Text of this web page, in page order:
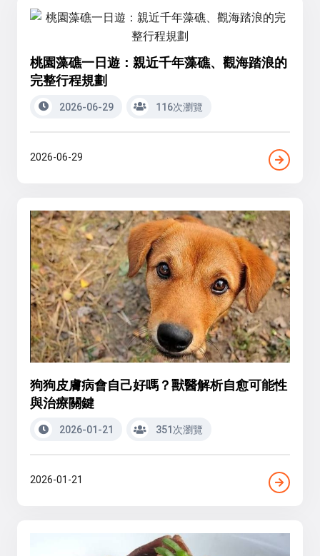
桃園藻礁一日遊：親近千年藻礁、觀海踏浪的
完整行程規劃
2026-06-29 116次瀏覽
2026-06-29
狗狗皮膚病會自己好嗎？獸醫解析自愈可能性
與治療關鍵
2026-01-21 351次瀏覽
2026-01-21